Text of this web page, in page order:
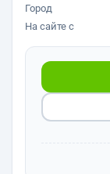
Город
На сайте с